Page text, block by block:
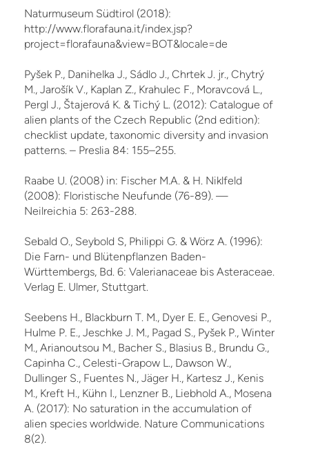
Naturmuseum Südtirol (2018):
http://www.florafauna.it/index.jsp?
project=florafauna&view=BOT&locale=de
Pyšek P., Danihelka J., Sádlo J., Chrtek J. jr., Chytrý
M., Jarošík V., Kaplan Z., Krahulec F., Moravcová L.,
Pergl J., Štajerová K. & Tichý L. (2012): Catalogue of
alien plants of the Czech Re­public (2nd edition):
checklist update, taxonomic diversity and invasion
patterns. – Preslia 84: 155–255.
Raabe U. (2008) in: Fischer M.A. & H. Niklfeld
(2008): Floristische Neufunde (76-89). —
Neilreichia 5: 263-288.
Sebald O., Seybold S, Philippi G. & Wörz A. (1996):
Die Farn- und Blütenpflanzen Baden-
Württembergs, Bd. 6: Valerianaceae bis Asteraceae.
Verlag E. Ulmer, Stuttgart.
Seebens H., Blackburn T. M., Dyer E. E., Genovesi P.,
Hulme P. E., Jeschke J. M., Pagad S., Pyšek P., Winter
M., Arianoutsou M., Bacher S., Blasius B., Brundu G.,
Capinha C., Celesti-Grapow L., Dawson W.,
Dullinger S., Fuentes N., Jäger H., Kartesz J., Kenis
M., Kreft H., Kühn I., Lenzner B., Liebhold A., Mosena
A. (2017): No saturation in the accumulation of
alien species worldwide. Nature Communications
8(2).